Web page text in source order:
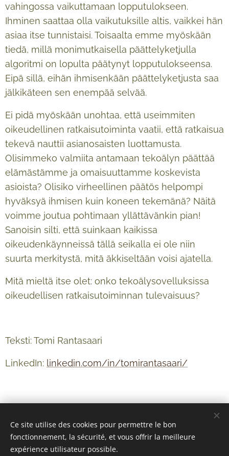
vahingossa vaikuttamaan lopputulokseen.
Ihminen saattaa olla vaikutuksille altis, vaikkei hän
asiaa itse tunnistaisi. Toisaalta emme myöskään
tiedä, millä monimutkaisella päättelyketjulla
algoritmi on lopulta päätynyt lopputulokseensa.
Eipä sillä, eihän ihmisenkään päättelyketjusta saa
jälkikäteen sen enempää selvää.
Ei pidä myöskään unohtaa, että useimmiten
oikeudellinen ratkaisutoiminta vaatii, että ratkaisua
tekevä nauttii asianosaisten luottamusta.
Olisimmeko valmiita antamaan tekoälyn päättää
elämästämme ja omaisuuttamme koskevista
asioista? Olisiko virheellinen päätös helpompi
hyväksyä ihmisen kuin koneen tekemänä? Näitä
voimme joutua pohtimaan yllättävänkin pian!
Sanoisin silti, että suinkaan kaikissa
oikeudenkäynneissä tällä seikalla ei ole niin
suurta merkitystä, mitä äkkiseltään voisi ajatella.
Mitä mieltä itse olet: onko tekoälysovelluksissa
oikeudellisen ratkaisutoiminnan tulevaisuus?
Teksti: Tomi Rantasaari
LinkedIn: linkedin.com/in/tomirantasaari/
Ce site utilise des cookies pour permettre le bon
fonctionnement, la sécurité, et vous offrir la meilleure
expérience utilisateur possible.